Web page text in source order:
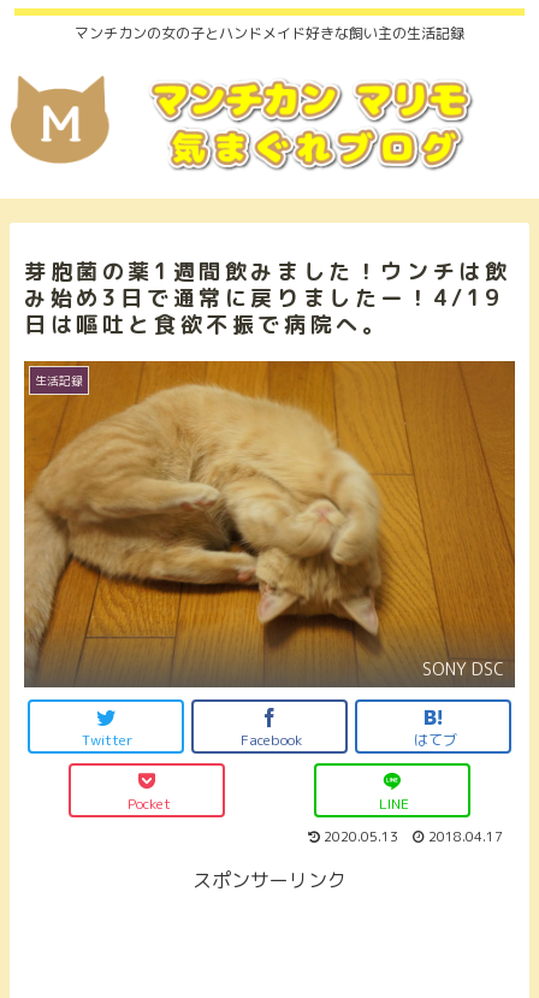
マンチカンの女の子とハンドメイド好きな飼い主の生活記録
芽胞菌の薬1週間飲みました！ウンチは飲
み始め3日で通常に戻りましたー！4/19
日は嘔吐と食欲不振で病院へ。
生活記録
SONY DSC
Twitter Facebook はてブ
Pocket LINE
2020.05.13 2018.04.17
スポンサーリンク